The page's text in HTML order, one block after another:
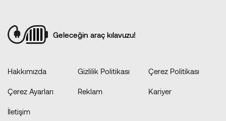
Geleceğin araç kılavuzu!
Hakkımızda Gizlilik Politikası Çerez Politikası
Çerez Ayarları Reklam Kariyer
İletişim